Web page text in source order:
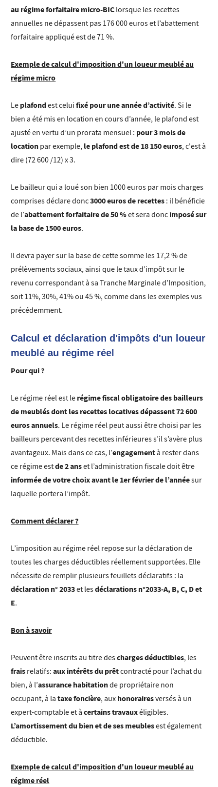
au régime forfaitaire micro-BIC lorsque les recettes
annuelles ne dépassent pas 176 000 euros et l’abattement
forfaitaire appliqué est de 71 %.
Exemple de calcul d'imposition d'un loueur meublé au
régime micro
Le plafondest celuifixé pour une année d’activité. Si le
bien a été mis en location en cours d’année, le plafond est
ajusté en vertu d’un prorata mensuel : pour 3 mois de
location par exemple, le plafond est de 18 150 euros, c'est à
dire (72 600 /12) x 3.
Le bailleur qui a loué son bien 1000 euros par mois charges
comprises déclare donc3000 euros de recettes : il bénéficie
de l’abattement forfaitaire de 50 %et sera donc imposé sur
la base de 1500 euros.
Il devra payer sur la base de cette somme les 17,2 % de
prélèvements sociaux, ainsi que le taux d’impôt sur le
revenu correspondant à sa Tranche Marginale d’Imposition,
soit 11%, 30%, 41% ou 45 %, comme dans les exemples vus
précédemment.
Calcul et déclaration d'impôts d'un loueur
meublé au régime réel
Pour qui ?
Le régime réel est le régime fiscal obligatoire des bailleurs
de meublés dont les recettes locatives dépassent 72 600
euros annuels. Le régime réel peut aussi être choisi par les
bailleurs percevant des recettes inférieures s’il s’avère plus
avantageux. Mais dans ce cas, l’engagementà rester dans
ce régime estde 2 anset l’administration fiscale doit être
informée de votre choix avant le 1er février de l’annéesur
laquelle portera l’impôt.
Comment déclarer ?
L’imposition au régime réel repose sur la déclaration de
toutes les charges déductibles réellement supportées. Elle
nécessite de remplir plusieurs feuillets déclaratifs : la
déclaration n° 2033et lesdéclarations n°2033-A, B, C, D et
E.
Bon à savoir
Peuvent être inscrits au titre descharges déductibles, les
frais relatifs: aux intérêts du prêtcontracté pour l’achat du
bien, à l’assurance habitationde propriétaire non
occupant, à lataxe foncière, aux honorairesversés à un
expert-comptable et àcertains travauxéligibles.
L’amortissement du bien et de ses meublesest également
déductible.
Exemple de calcul d'imposition d'un loueur meublé au
régime réel